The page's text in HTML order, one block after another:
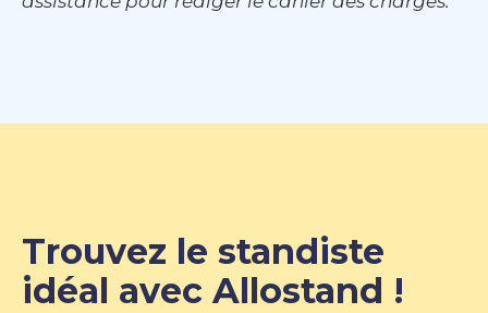
Trouvez le standiste
idéal avec Allostand !